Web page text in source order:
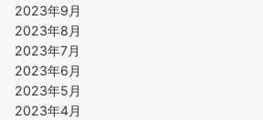
2023年9月
2023年8月
2023年7月
2023年6月
2023年5月
2023年4月